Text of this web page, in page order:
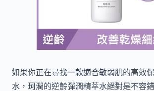
如果你正在尋找一款適合敏弱肌的高效
水，珂潤的逆齡彈潤精萃水絕對是不容